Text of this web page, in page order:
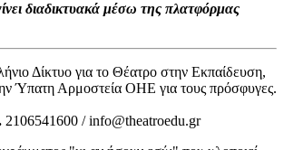
διαδικτυακά μέσω της πλατφόρμας
Δίκτυο για το Θέατρο στην Εκπαίδευση,
Ύπατη Αρμοστεία ΟΗΕ για τους πρόσφυγες.
2106541600 / info@theatroedu.gr